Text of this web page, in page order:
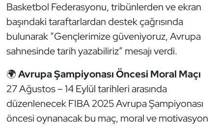
Basketbol Federasyonu, tribünlerden ve ekran
başındaki taraftarlardan destek çağrısında
bulunarak “Gençlerimize güveniyoruz, Avrupa
sahnesinde tarih yazabiliriz” mesajı verdi.
🌍Avrupa Şampiyonası Öncesi Moral Maçı
27 Ağustos – 14 Eylül tarihleri arasında
düzenlenecek FIBA 2025 Avrupa Şampiyonası
öncesi oynanacak bu maç, moral ve motivasyon
Okçuluk
Optimist
Özel Sporcular
Paralimpik